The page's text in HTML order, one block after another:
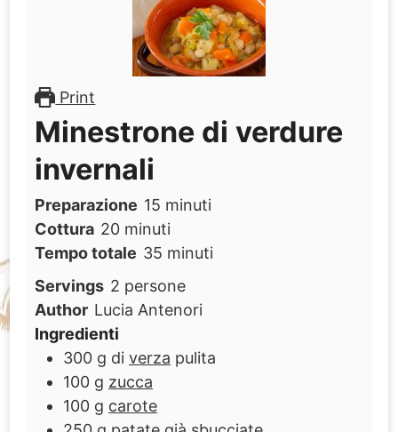
Print
Minestrone di verdure
invernali
Preparazione 15 minuti
minuti
Cottura 20minuti
minuti
Tempo totale 35 minuti
minuti
Servings 2 persone
Author Lucia Antenori
Ingredienti
300 g di verza pulita
100 g zucca
100 g carote